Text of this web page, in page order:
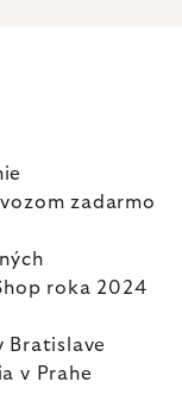
zadarmo
roka 2024
Bratislave
v Prahe